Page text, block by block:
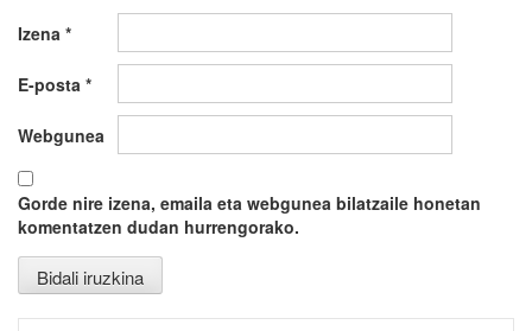
Izena *
E-posta *
Webgunea
Gorde nire izena, emaila eta webgunea bilatzaile honetan
komentatzen dudan hurrengorako.